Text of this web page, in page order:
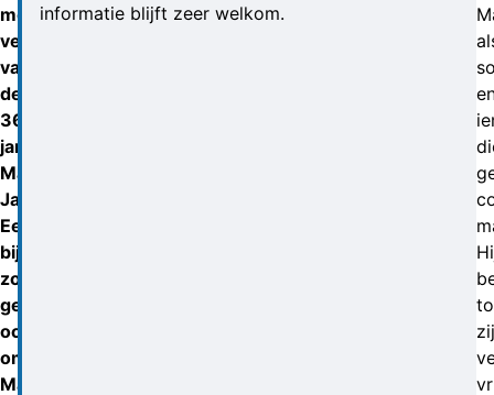
meer
vernomen
van
de
36-
jarige
Marc
Jaskulski.
Een
bijzonder
zorgelijk
gegeven,
ook
omdat
Marc
informatie blijft zeer welkom.